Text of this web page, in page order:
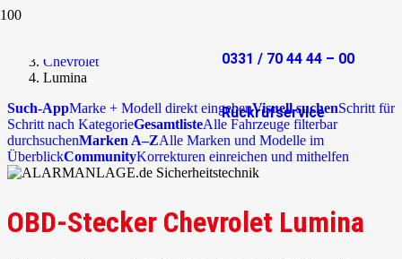
0331 / 70 44 44 – 00
Rückrufservice
Chevrolet
Lumina
Such-AppMarke + Modell direkt eingebenVisuell suchenSchritt für
Schritt nach KategorieGesamtlisteAlle Fahrzeuge filterbar
durchsuchenMarken A–ZAlle Marken und Modelle im
ÜberblickCommunityKorrekturen einreichen und mithelfen
OBD-Stecker Chevrolet Lumina